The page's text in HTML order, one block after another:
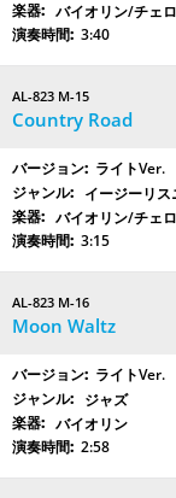
バイオリン/チェ
3:40
AL-823 M-15
Country Road
ライトVer.
イージーリス
バイオリン/チェ
3:15
AL-823 M-16
Moon Waltz
ライトVer.
ジャズ
バイオリン
2:58